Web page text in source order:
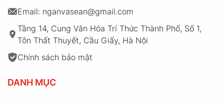
Email: nganvasean@gmail.com
Tầng 14, Cung Văn Hóa Trí Thức Thành Phố, Số 1,
Tôn Thất Thuyết, Cầu Giấy, Hà Nội
Chính sách bảo mật
DANH MỤC